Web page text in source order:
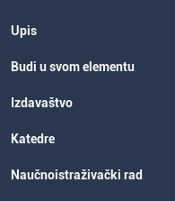
Upis
Budi u svom elementu
Izdavaštvo
Katedre
Naučnoistraživački rad